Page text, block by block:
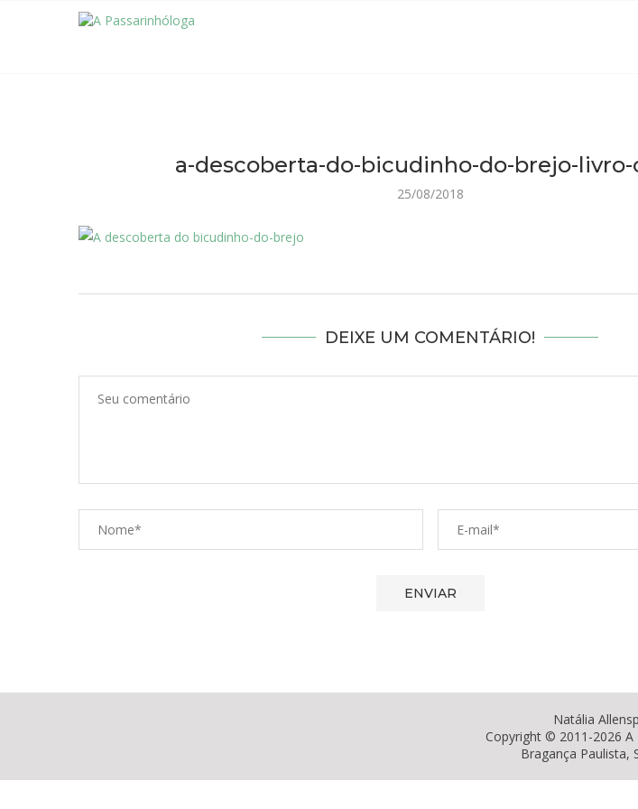
a-descoberta-do-bicudinho-do-brejo-livro-
25/08/2018
DEIXE UM COMENTÁRIO!
Natália
Copyright © 2011-2026 A
Bragança Paulista,